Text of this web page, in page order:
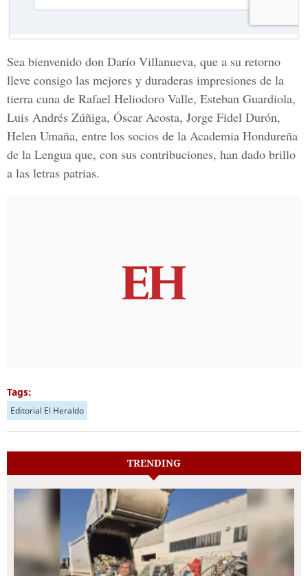
Sea bienvenido don Darío Villanueva, que a su retorno
lleve consigo las mejores y duraderas impresiones de la
tierra cuna de Rafael Heliodoro Valle, Esteban Guardiola,
Luis Andrés Zúñiga, Óscar Acosta, Jorge Fidel Durón,
Helen Umaña, entre los socios de la Academia Hondureña
de la Lengua que, con sus contribuciones, han dado brillo
a las letras patrias.
Tags:
Editorial El Heraldo
TRENDING